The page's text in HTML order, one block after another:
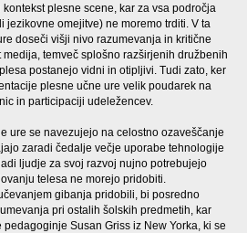
plesne scene, kar za vsa področja
jezikovne omejitve) ne moremo trditi. V ta
doseči višji nivo razumevanja in kritične
temveč splošno razširjenih družbenih
postanejo vidni in otipljivi. Tudi zato, ker
plesne učne ure velik poudarek na
in participaciji udeležencev.
ure se navezujejo na celostno ozaveščanje
zaradi čedalje večje uporabe tehnologije
ljudje za svoj razvoj nujno potrebujejo
telesa ne morejo pridobiti.
gibanja pridobili, bi posredno
pri ostalih šolskih predmetih, kar
Susan Griss iz New Yorka, ki se